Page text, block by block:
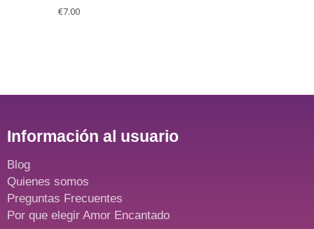
€7.00
Información al usuario
Blog
Quienes somos
Preguntas Frecuentes
Por que elegir Amor Encantado